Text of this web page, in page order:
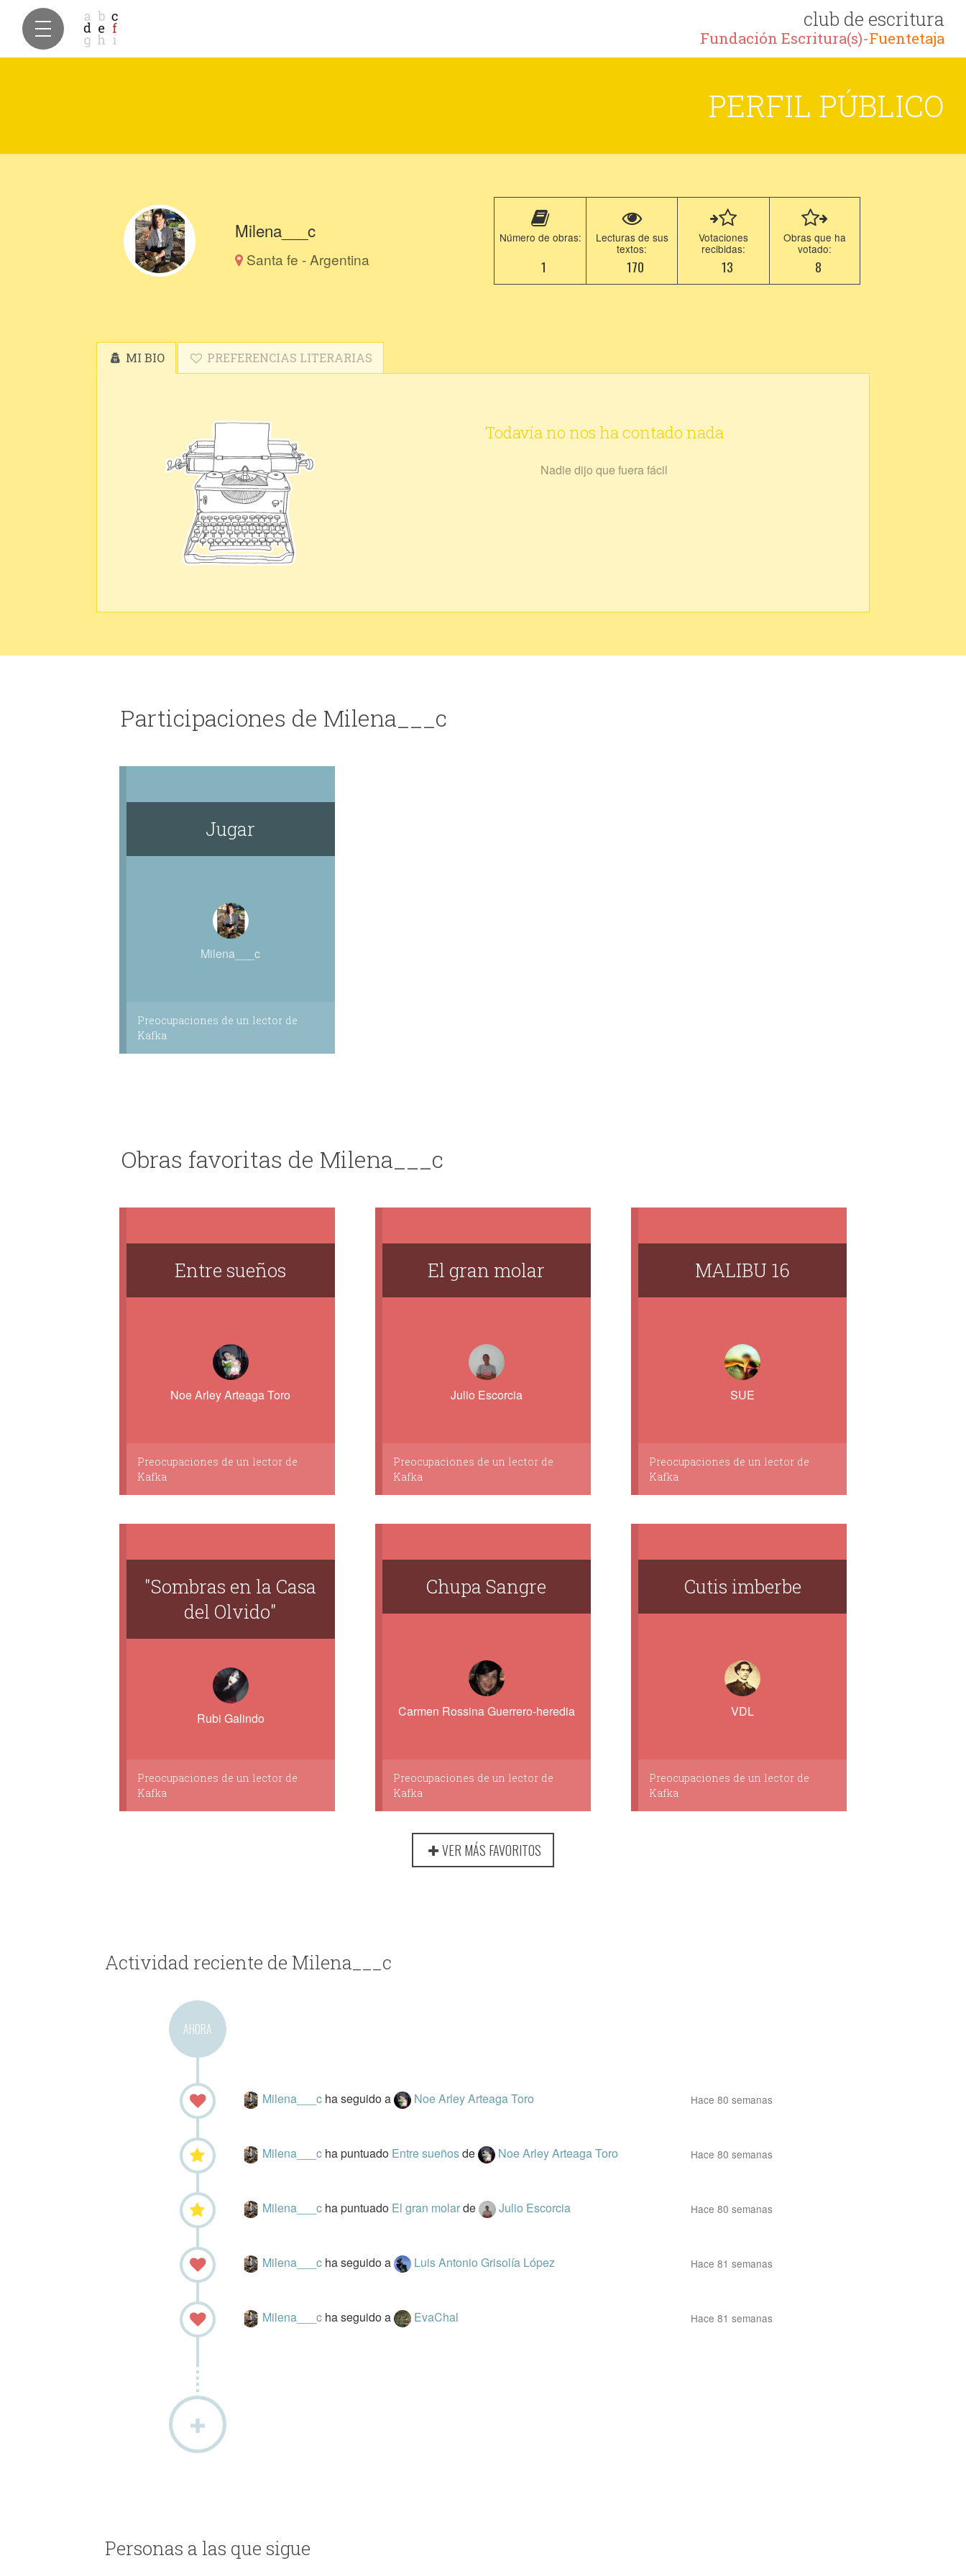
club de escritura
Fundación Escritura(s)-Fuentetaja
PERFIL PÚBLICO
Milena___c
Santa fe - Argentina
Número de obras:
1
Lecturas de sus
textos:
170
Votaciones
recibidas:
13
Obras que ha
votado:
8
MI BIO PREFERENCIAS LITERARIAS
Todavía no nos ha contado nada
Nadie dijo que fuera fácil
Participaciones de Milena___c
Jugar
Milena___c
Preocupaciones de un lector de
Kafka
Obras favoritas de Milena___c
Entre sueños
Noe Arley Arteaga Toro
Preocupaciones de un lector de
Kafka
El gran molar
Julio Escorcia
Preocupaciones de un lector de
Kafka
MALIBU 16
SUE
Preocupaciones de un lector de
Kafka
"Sombras en la Casa
del Olvido"
Rubi Galindo
Preocupaciones de un lector de
Kafka
Chupa Sangre
Carmen Rossina Guerrero-heredia
Preocupaciones de un lector de
Kafka
Cutis imberbe
VDL
Preocupaciones de un lector de
Kafka
VER MÁS FAVORITOS
Actividad reciente de Milena___c
AHORA
Milena___c ha seguido a Noe Arley Arteaga Toro Hace 80 semanas
Milena___c ha puntuado Entre sueñosde Noe Arley Arteaga Toro Hace 80 semanas
Milena___c ha puntuado El gran molarde Julio Escorcia Hace 80 semanas
Milena___c ha seguido a Luis Antonio Grisolía López Hace 81 semanas
Milena___c ha seguido a EvaChal Hace 81 semanas
Personas a las que sigue